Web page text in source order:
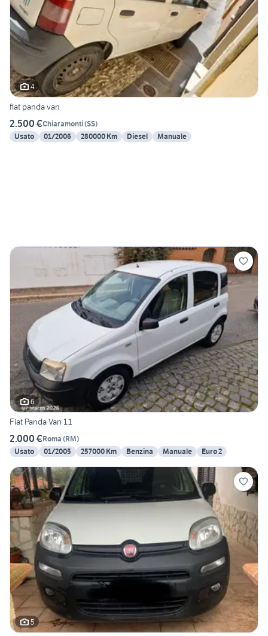
4
fiat panda van
2.500 €Chiaramonti(SS)
Usato
01/2006 280000 Km Diesel Manuale
6
Fiat Panda Van 1.1
2.000 €Roma (RM)
Usato
01/2005 257000 Km Benzina Manuale Euro 2
5